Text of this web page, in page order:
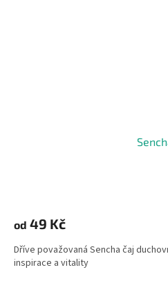
od 49 Kč
Dříve považovaná Sencha čaj
inspirace a vitality